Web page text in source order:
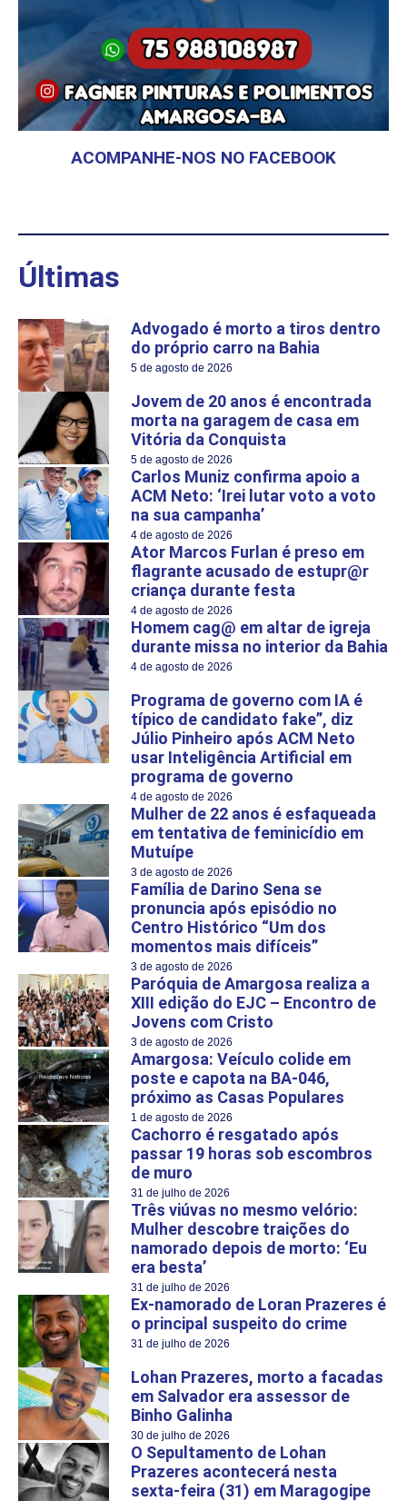
ACOMPANHE-NOS NO FACEBOOK
Últimas
Advogado é morto a tiros dentro
do próprio carro na Bahia
5 de agosto de 2026
Jovem de 20 anos é encontrada
morta na garagem de casa em
Vitória da Conquista
5 de agosto de 2026
Carlos Muniz confirma apoio a
ACM Neto: ‘Irei lutar voto a voto
na sua campanha’
4 de agosto de 2026
Ator Marcos Furlan é preso em
flagrante acusado de estupr@r
criança durante festa
4 de agosto de 2026
Homem cag@ em altar de igreja
durante missa no interior da Bahia
4 de agosto de 2026
Programa de governo com IA é
típico de candidato fake”, diz
Júlio Pinheiro após ACM Neto
usar Inteligência Artificial em
programa de governo
4 de agosto de 2026
Mulher de 22 anos é esfaqueada
em tentativa de feminicídio em
Mutuípe
3 de agosto de 2026
Família de Darino Sena se
pronuncia após episódio no
Centro Histórico “Um dos
momentos mais difíceis”
3 de agosto de 2026
Paróquia de Amargosa realiza a
XIII edição do EJC – Encontro de
Jovens com Cristo
3 de agosto de 2026
Amargosa: Veículo colide em
poste e capota na BA-046,
próximo as Casas Populares
1 de agosto de 2026
Cachorro é resgatado após
passar 19 horas sob escombros
de muro
31 de julho de 2026
Três viúvas no mesmo velório:
Mulher descobre traições do
namorado depois de morto: ‘Eu
era besta’
31 de julho de 2026
Ex-namorado de Loran Prazeres é
o principal suspeito do crime
31 de julho de 2026
Lohan Prazeres, morto a facadas
em Salvador era assessor de
Binho Galinha
30 de julho de 2026
O Sepultamento de Lohan
Prazeres acontecerá nesta
sexta-feira (31) em Maragogipe